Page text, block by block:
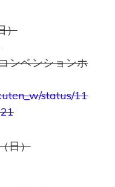
）
ンベンションホ
status/11
日）